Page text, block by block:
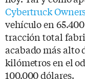
Cybertruck
vehículo en
tracción total
acabado más alto
kilómetros en el
100.000 dólares.